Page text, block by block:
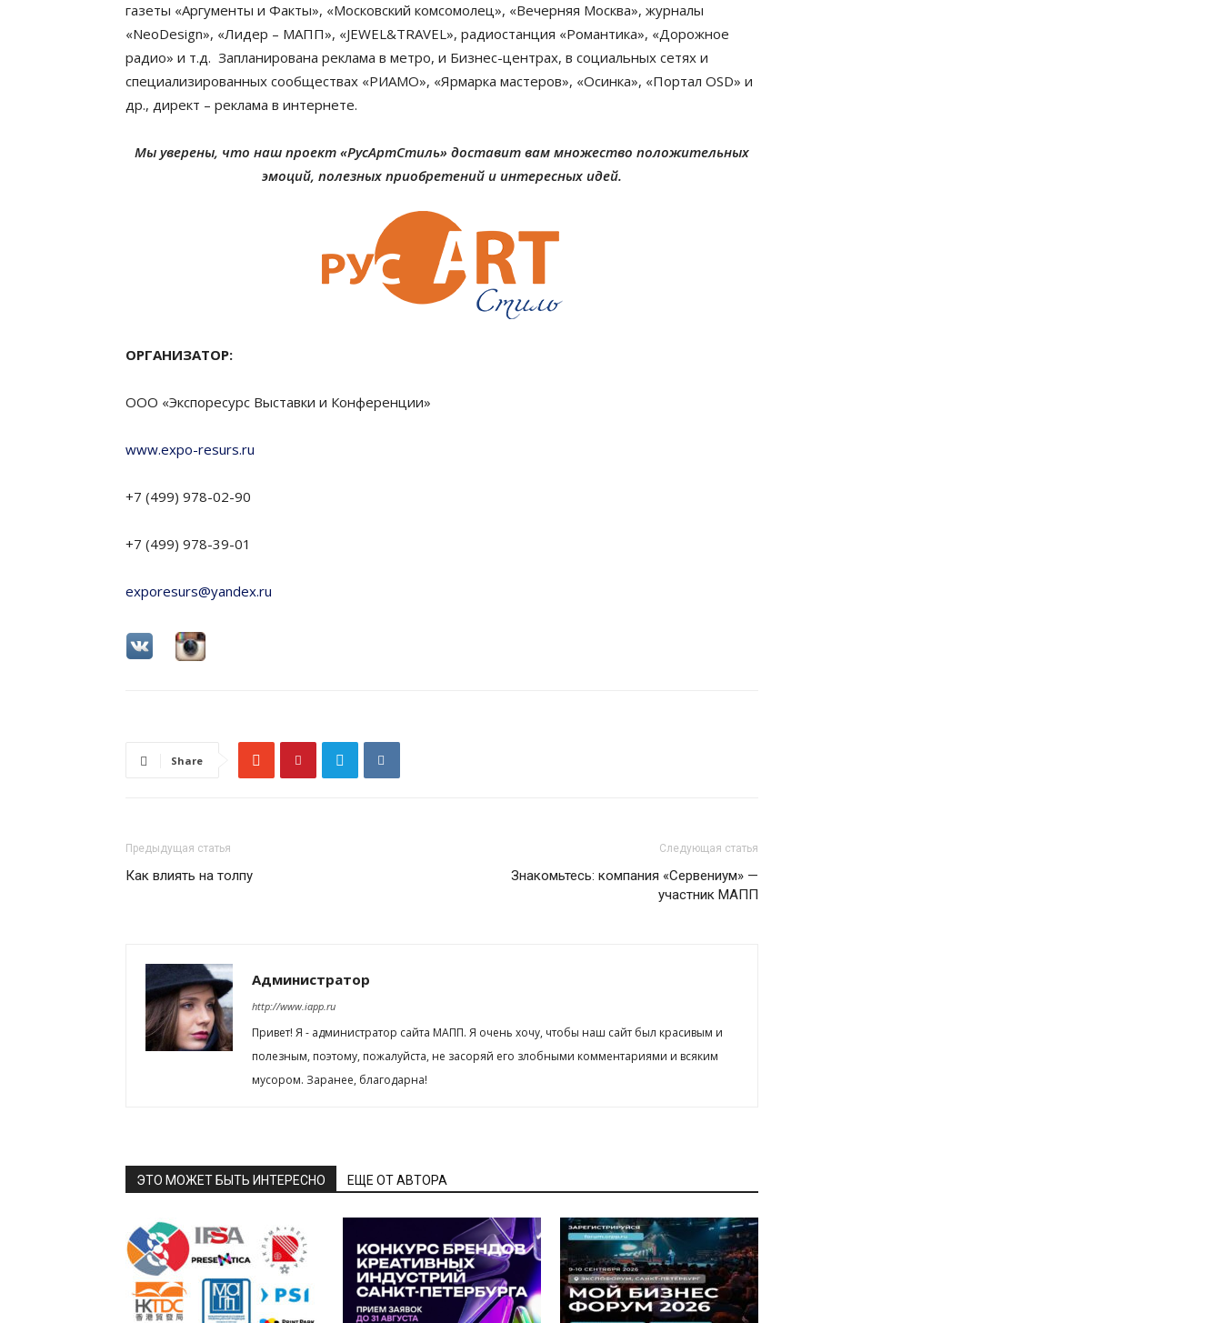
газеты «Аргументы и Факты», «Московский комсомолец», «Вечерняя Москва», журналы
«NeoDesign», «Лидер – МАПП», «JEWEL&TRAVEL», радиостанция «Романтика», «Дорожное
радио» и т.д. Запланирована реклама в метро, и Бизнес-центрах, в социальных сетях и
специализированных сообществах «РИАМО», «Ярмарка мастеров», «Осинка», «Портал OSD» и
др., директ – реклама в интернете.
Мы уверены, что наш проект «РусАртСтиль» доставит вам множество положительных
эмоций, полезных приобретений и интересных идей.
ОРГАНИЗАТОР:
ООО «Экспоресурс Выставки и Конференции»
www.expo-resurs.ru
+7 (499) 978-02-90
+7 (499) 978-39-01
exporesurs@yandex.ru
Share
Предыдущая статья
Как влиять на толпу
Следующая статья
Знакомьтесь: компания «Сервениум» —
участник МАПП
Администратор
http://www.iapp.ru
Привет! Я - администратор сайта МАПП. Я очень хочу, чтобы наш сайт был красивым и
полезным, поэтому, пожалуйста, не засоряй его злобными комментариями и всяким
мусором. Заранее, благодарна!
ЭТО МОЖЕТ БЫТЬ ИНТЕРЕСНО ЕЩЕ ОТ АВТОРА